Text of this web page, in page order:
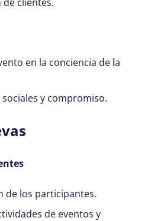
en la conciencia de la
y compromiso.
de los participantes.
de eventos y